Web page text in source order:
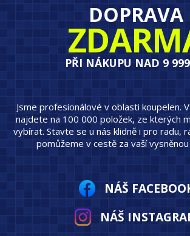
DOPRAVA
PŘI NÁKUPU NAD 9
Jsme profesionálové v oblasti koupelen.
najdete na 100 000 položek, ze kterých
vybírat. Stavte se u nás klidně i pro radu,
pomůžeme v cestě za vaší
NÁŠ
NÁŠ